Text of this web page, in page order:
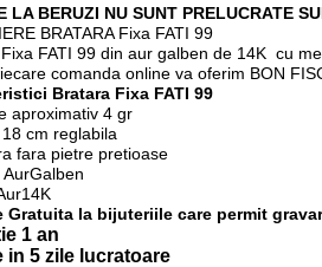
LA BERUZI NU SUNT PRELUCRATE
BRATARA Fixa FATI 99
FATI 99 din aur galben de 14K cu
comanda online va oferim BON
Bratara Fixa FATI 99
aproximativ 4 gr
cm reglabila
fara pietre pretioase
Gratuita la bijuteriile care permit
1 an
in 5 zile lucratoare